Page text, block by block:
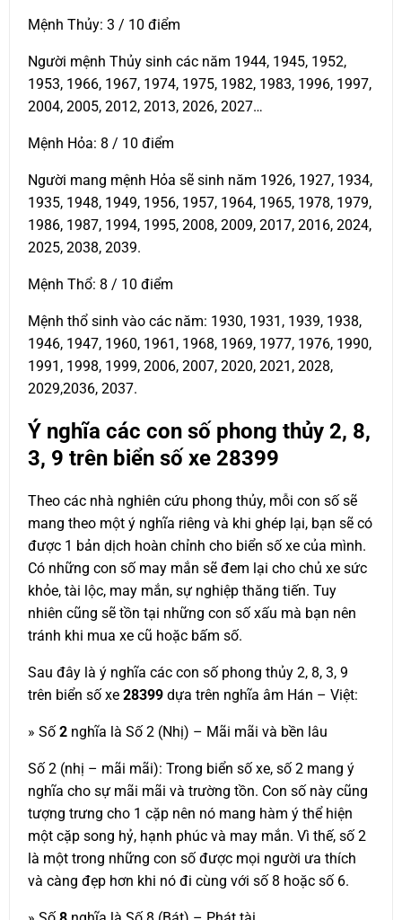
Mệnh Thủy: 3 / 10 điểm
Người mệnh Thủy sinh các năm 1944, 1945, 1952,
1953, 1966, 1967, 1974, 1975, 1982, 1983, 1996, 1997,
2004, 2005, 2012, 2013, 2026, 2027…
Mệnh Hỏa: 8 / 10 điểm
Người mang mệnh Hỏa sẽ sinh năm 1926, 1927, 1934,
1935, 1948, 1949, 1956, 1957, 1964, 1965, 1978, 1979,
1986, 1987, 1994, 1995, 2008, 2009, 2017, 2016, 2024,
2025, 2038, 2039.
Mệnh Thổ: 8 / 10 điểm
Mệnh thổ sinh vào các năm: 1930, 1931, 1939, 1938,
1946, 1947, 1960, 1961, 1968, 1969, 1977, 1976, 1990,
1991, 1998, 1999, 2006, 2007, 2020, 2021, 2028,
2029,2036, 2037.
Ý nghĩa các con số phong thủy 2, 8,
3, 9 trên biển số xe 28399
Theo các nhà nghiên cứu phong thủy, mỗi con số sẽ
mang theo một ý nghĩa riêng và khi ghép lại, bạn sẽ có
được 1 bản dịch hoàn chỉnh cho biển số xe của mình.
Có những con số may mắn sẽ đem lại cho chủ xe sức
khỏe, tài lộc, may mắn, sự nghiệp thăng tiến. Tuy
nhiên cũng sẽ tồn tại những con số xấu mà bạn nên
tránh khi mua xe cũ hoặc bấm số.
Sau đây là ý nghĩa các con số phong thủy 2, 8, 3, 9
trên biển số xe 28399 dựa trên nghĩa âm Hán – Việt:
» Số2 nghĩa là Số 2 (Nhị) – Mãi mãi và bền lâu
Số 2 (nhị – mãi mãi): Trong biển số xe, số 2 mang ý
nghĩa cho sự mãi mãi và trường tồn. Con số này cũng
tượng trưng cho 1 cặp nên nó mang hàm ý thể hiện
một cặp song hỷ, hạnh phúc và may mắn. Vì thế, số 2
là một trong những con số được mọi người ưa thích
và càng đẹp hơn khi nó đi cùng với số 8 hoặc số 6.